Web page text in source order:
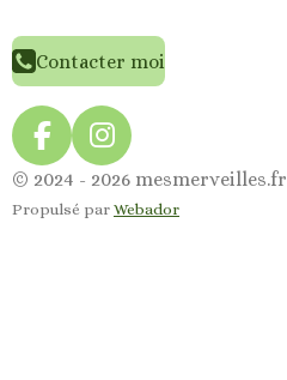
Contacter moi
F
a
c
I
n
s
© 2024 - 2026 mesmerveilles.fr
Propulsé par Webador